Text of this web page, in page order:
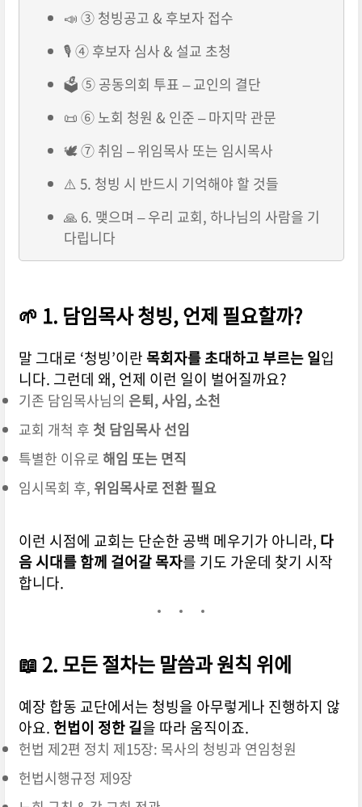
📣 ③ 청빙공고 & 후보자 접수
🎙️ ④ 후보자 심사 & 설교 초청
🗳️ ⑤ 공동의회 투표 – 교인의 결단
📜 ⑥ 노회 청원 & 인준 – 마지막 관문
🕊️ ⑦ 취임 – 위임목사 또는 임시목사
⚠️ 5. 청빙 시 반드시 기억해야 할 것들
🙏 6. 맺으며 – 우리 교회, 하나님의 사람을 기
다립니다
🌱 1. 담임목사 청빙, 언제 필요할까?
말 그대로 ‘청빙’이란 목회자를 초대하고 부르는 일입
니다. 그런데 왜, 언제 이런 일이 벌어질까요?
기존 담임목사님의 은퇴, 사임, 소천
교회 개척 후 첫 담임목사 선임
특별한 이유로 해임 또는 면직
임시목회 후, 위임목사로 전환 필요
이런 시점에 교회는 단순한 공백 메우기가 아니라, 다
음 시대를 함께 걸어갈 목자를 기도 가운데 찾기 시작
합니다.
📖 2. 모든 절차는 말씀과 원칙 위에
예장 합동 교단에서는 청빙을 아무렇게나 진행하지 않
아요. 헌법이 정한 길을 따라 움직이죠.
헌법 제2편 정치 제15장: 목사의 청빙과 연임청원
헌법시행규정 제9장